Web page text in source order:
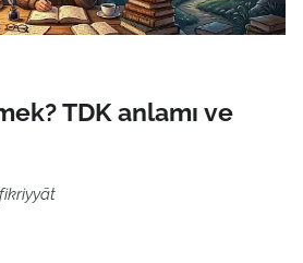
TDK anlamı ve